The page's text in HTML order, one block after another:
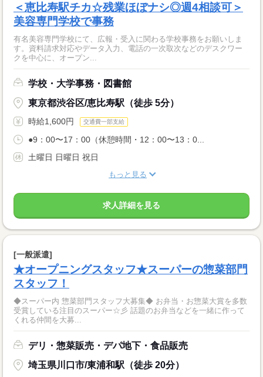
＜恵比寿駅チカ☆残業ほぼナシ◎週4相談可＞
美容専門学校で事務
有名美容専門学校にて、広報・受入に関わる学校事務をお願いしま
す。資料請求対応やデータ入力、電話の一次取次などのデスクワー
クを中心に、オープン...
学校・大学事務・図書館
東京都渋谷区/恵比寿駅（徒歩 5分）
時給1,600円 交通費一部支給
●9：00〜17：00（休憩時間・12：00〜13：0...
土曜日 日曜日 祝日
もっと見る
求人詳細を見る
[一般派遣]
★オープニングスタッフ★スーパーの惣菜部門
スタッフ！
◆スーパー内 惣菜部門スタッフ大募集◆ お弁当・お惣菜大賞を多数
受賞している注目のスーパー☆彡 話題のお弁当などを一緒に作って
くれる仲間を大募...
デリ・惣菜販売・デパ地下・食品販売
埼玉県川口市/東浦和駅（徒歩 20分）